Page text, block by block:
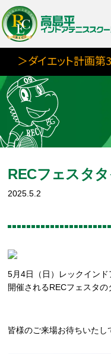
＞ダイエット計画第3
RECフェスタ
2025.5.2
5月4日（日）レックイン
開催されるRECフェスタの
皆様のご来場お待ちいたし